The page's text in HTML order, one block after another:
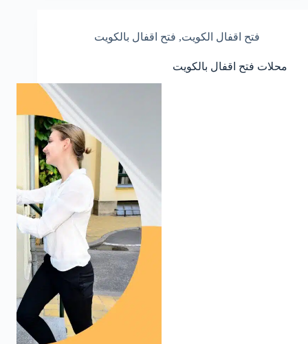
فتح اقفال الكويت, فتح اقفال بالكويت
محلات فتح اقفال بالكويت